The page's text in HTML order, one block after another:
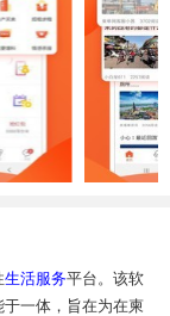
生活服务平台。该软
一体，旨在为在柬